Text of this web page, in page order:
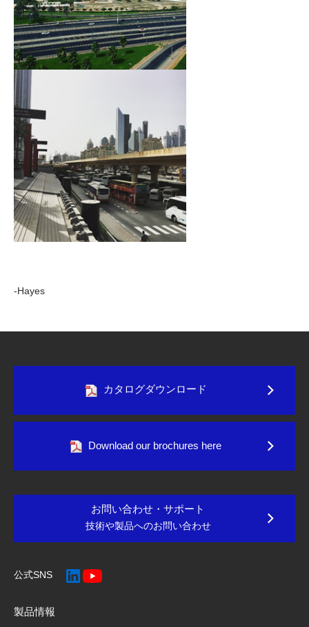
-Hayes
製品情報
カタログダウンロード
Download our brochures here
お問い合わせ・サポート
技術や製品へのお問い合わせ
公式SNS